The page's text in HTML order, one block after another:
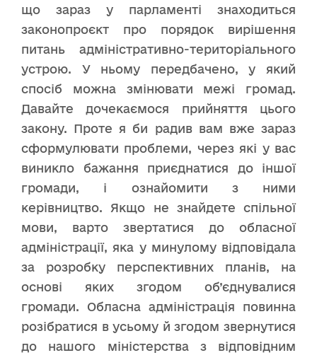
що зараз у парламенті знаходиться
законопроєкт про порядок вирішення
питань адміністративно-територіального
устрою. У ньому передбачено, у який
спосіб можна змінювати межі громад.
Давайте дочекаємося прийняття цього
закону. Проте я би радив вам вже зараз
сформулювати проблеми, через які у вас
виникло бажання приєднатися до іншої
громади, і ознайомити з ними
керівництво. Якщо не знайдете спільної
мови, варто звертатися до обласної
адміністрації, яка у минулому відповідала
за розробку перспективних планів, на
основі яких згодом об’єднувалися
громади. Обласна адміністрація повинна
розібратися в усьому й згодом звернутися
до нашого міністерства з відповідним